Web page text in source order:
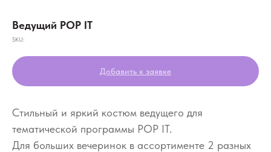
Ведущий POP IT
SKU:
Добавить к заявке
Стильный и яркий костюм ведущего для
тематической программы POP IT.
Для больших вечеринок в ассортименте 2 разных